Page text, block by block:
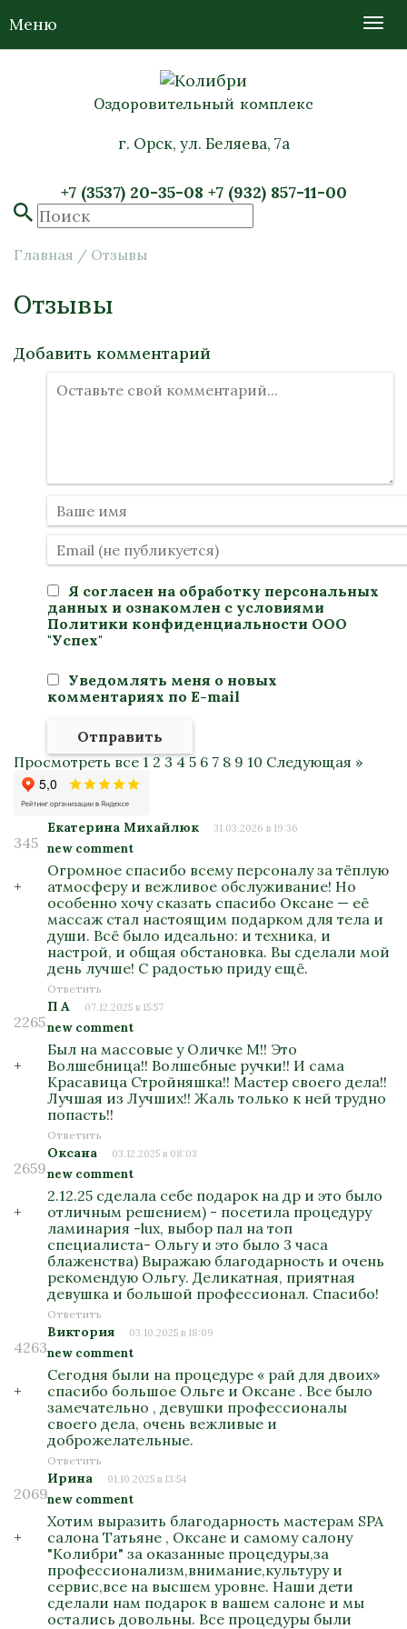
Оздоровительный комплекс
г. Орск, ул. Беляева, 7а
+7 (3537) 20-35-08 +7 (932) 857-11-00
Меню
Главная / Отзывы
Отзывы
Добавить комментарий
Я согласен на обработку персональных
данных и ознакомлен с условиями
Политики конфиденциальности ООО
"Успех"
Уведомлять меня о новых
комментариях по E-mail
Отправить
Просмотреть все 1 2 3 4 5 6 7 8 9 10 Следующая »
345
+
Екатерина Михайлюк 31.03.2026 в 19:36
new comment
Огромное спасибо всему персоналу за тёплую
атмосферу и вежливое обслуживание! Но
особенно хочу сказать спасибо Оксане — её
массаж стал настоящим подарком для тела и
души. Всё было идеально: и техника, и
настрой, и общая обстановка. Вы сделали мой
день лучше! С радостью приду ещё.
Ответить
2265
+
П А 07.12.2025 в 15:57
new comment
Был на массовые у Оличке М!! Это
Волшебница!! Волшебные ручки!! И сама
Красавица Стройняшка!! Мастер своего дела!!
Лучшая из Лучших!! Жаль только к ней трудно
попасть!!
Ответить
2659
+
Оксана 03.12.2025 в 08:03
new comment
2.12.25 сделала себе подарок на др и это было
отличным решением) - посетила процедуру
ламинария -lux, выбор пал на топ
специалиста- Ольгу и это было 3 часа
блаженства) Выражаю благодарность и очень
рекомендую Ольгу. Деликатная, приятная
девушка и большой профессионал. Спасибо!
Ответить
4263
+
Виктория 03.10.2025 в 18:09
new comment
Сегодня были на процедуре « рай для двоих»
спасибо большое Ольге и Оксане . Все было
замечательно , девушки профессионалы
своего дела, очень вежливые и
доброжелательные.
Ответить
2069
+
Ирина 01.10.2025 в 13:54
new comment
Хотим выразить благодарность мастерам SPA
салона Татьяне , Оксане и самому салону
"Колибри" за оказанные процедуры,за
профессионализм,внимание,культуру и
сервис,все на высшем уровне. Наши дети
сделали нам подарок в вашем салоне и мы
остались довольны. Все процедуры были